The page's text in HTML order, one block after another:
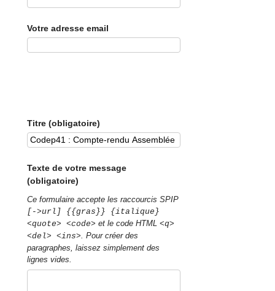
Votre adresse email
Titre (obligatoire)
Texte de votre message
(obligatoire)
Ce formulaire accepte les raccourcis SPIP
[->url] {{gras}} {italique}
<quote> <code> et le code HTML<q>
<del> <ins>. Pour créer des
paragraphes, laissez simplement des
lignes vides.